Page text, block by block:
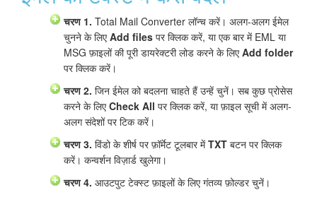
चरण 1. Total Mail Converter लॉन्च करें। अलग-अलग ईमेल
चुनने के लिएAdd files पर क्लिक करें, या एक बार में EML या
MSG फ़ाइलों की पूरी डायरेक्टरी लोड करने के लिएAdd folder
पर क्लिक करें।
चरण 2. जिन ईमेल को बदलना चाहते हैं उन्हें चुनें। सब कुछ प्रोसेस
करने के लिएCheck All पर क्लिक करें, या फ़ाइल सूची में अलग-
अलग संदेशों पर टिक करें।
चरण 3. विंडो के शीर्ष पर फ़ॉर्मेट टूलबार मेंTXT बटन पर क्लिक
करें। कन्वर्शन विज़ार्ड खुलेगा।
चरण 4. आउटपुट टेक्स्ट फ़ाइलों के लिए गंतव्य फ़ोल्डर चुनें।